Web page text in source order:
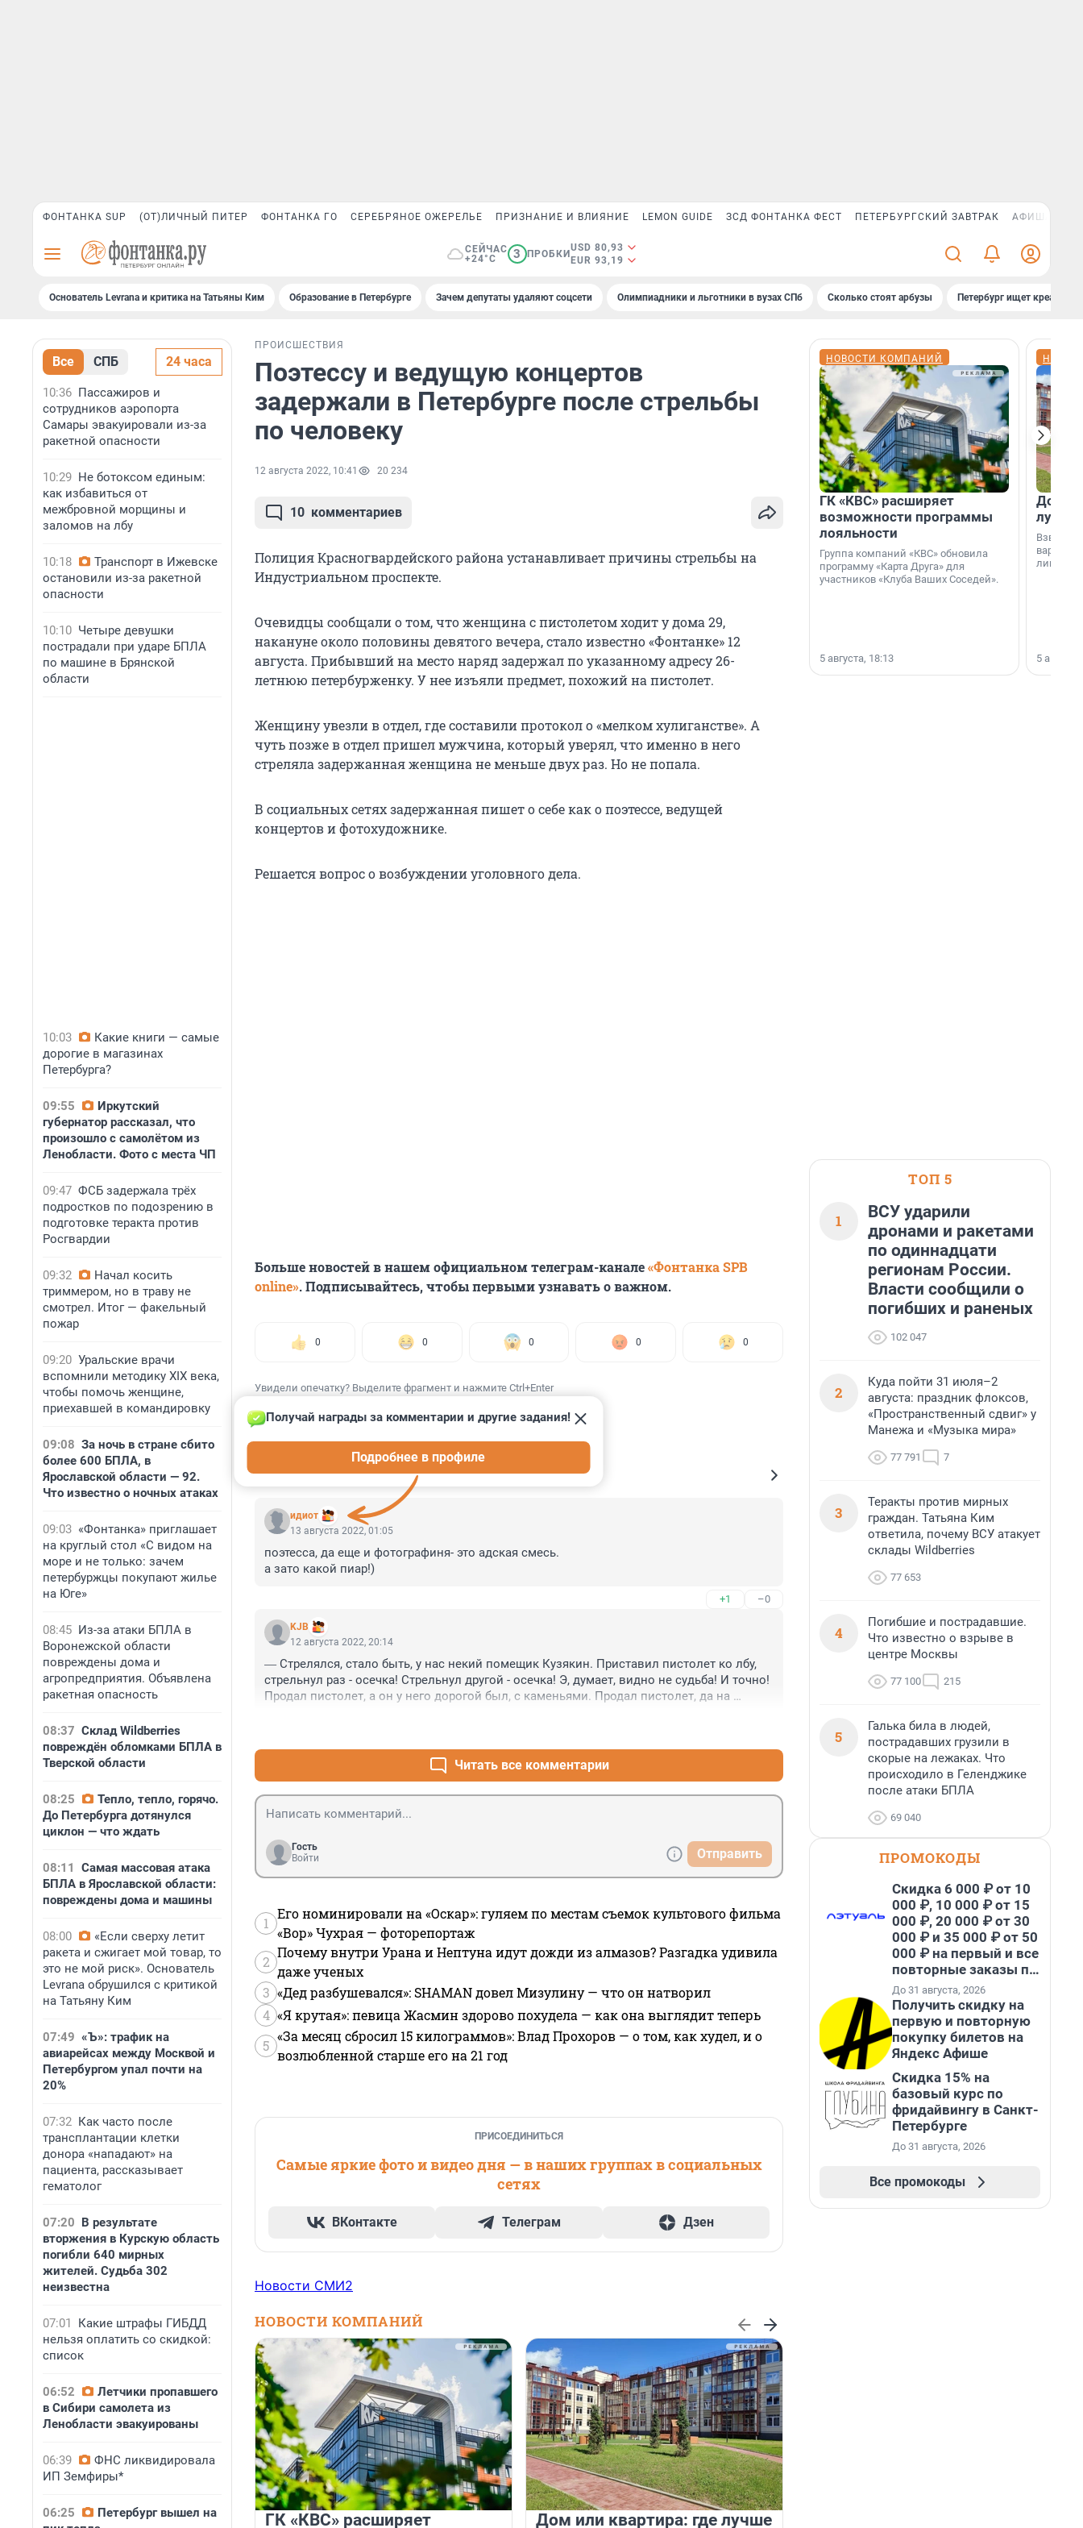
ФОНТАНКА SUP (ОТ)ЛИЧНЫЙ ПИТЕР ФОНТАНКА ГО СЕРЕБРЯНОЕ ОЖЕРЕЛЬЕ ПРИЗНАНИЕ И ВЛИЯНИЕ LEMON GUIDE ЗСД ФОНТАНКА ФЕСТ ПЕТЕРБУРГСКИЙ ЗАВТРАК АФИША PLUS
СЕЙЧАС
+24°C
3 ПРОБКИ
USD 80,93
EUR 93,19
Основатель Levrana и критика на Татьяны Ким Образование в Петербурге Зачем депутаты удаляют соцсети Олимпиадники и льготники в вузах СПб Сколько стоят арбузы Петербург ищет креатив
Все СПБ 24 часа
10:36 Пассажиров и
сотрудников аэропорта
Самары эвакуировали из-за
ракетной опасности
10:29 Не ботоксом единым:
как избавиться от
межбровной морщины и
заломов на лбу
10:18
Транспорт в Ижевске
остановили из-за ракетной
опасности
10:10 Четыре девушки
пострадали при ударе БПЛА
по машине в Брянской
области
10:03
Какие книги — самые
дорогие в магазинах
Петербурга?
09:55
Иркутский
губернатор рассказал, что
произошло с самолётом из
Ленобласти. Фото с места ЧП
09:47 ФСБ задержала трёх
подростков по подозрению в
подготовке теракта против
Росгвардии
09:32
Начал косить
триммером, но в траву не
смотрел. Итог — факельный
пожар
09:20 Уральские врачи
вспомнили методику XIX века,
чтобы помочь женщине,
приехавшей в командировку
09:08 За ночь в стране сбито
более 600 БПЛА, в
Ярославской области — 92.
Что известно о ночных атаках
09:03 «Фонтанка» приглашает
на круглый стол «С видом на
море и не только: зачем
петербуржцы покупают жилье
на Юге»
08:45 Из-за атаки БПЛА в
Воронежской области
повреждены дома и
агропредприятия. Объявлена
ракетная опасность
08:37 Склад Wildberries
повреждён обломками БПЛА в
Тверской области
08:25
Тепло, тепло, горячо.
До Петербурга дотянулся
циклон — что ждать
08:11
Самая массовая атака
БПЛА в Ярославской области:
повреждены дома и машины
08:00
«Если сверху летит
ракета и сжигает мой товар, то
это не мой риск». Основатель
Levrana обрушился с критикой
на Татьяну Ким
07:49 «Ъ»: трафик на
авиарейсах между Москвой и
Петербургом упал почти на
20%
07:32 Как часто после
трансплантации клетки
донора «нападают» на
пациента, рассказывает
гематолог
07:20 В результате
вторжения в Курскую область
погибли 640 мирных
жителей. Судьба 302
неизвестна
07:01
Какие штрафы ГИБДД
нельзя оплатить со скидкой:
список
06:52
Летчики пропавшего
в Сибири самолета из
Ленобласти эвакуированы
06:39
ФНС ликвидировала
ИП Земфиры*
06:25
Петербург вышел на
ПРОИСШЕСТВИЯ
Поэтессу и ведущую концертов
задержали в Петербурге после стрельбы
по человеку
12 августа 2022, 10:41 20 234
10 комментариев
Полиция Красногвардейского района устанавливает причины стрельбы на
Индустриальном проспекте.
Очевидцы сообщали о том, что женщина с пистолетом ходит у дома 29,
накануне около половины девятого вечера, стало известно «Фонтанке» 12
августа. Прибывший на место наряд задержал по указанному адресу 26-
летнюю петербурженку. У нее изъяли предмет, похожий на пистолет.
Женщину увезли в отдел, где составили протокол о «мелком хулиганстве». А
чуть позже в отдел пришел мужчина, который уверял, что именно в него
стреляла задержанная женщина не меньше двух раз. Но не попала.
В социальных сетях задержанная пишет о себе как о поэтессе, ведущей
концертов и фотохудожнике.
Решается вопрос о возбуждении уголовного дела.
Больше новостей в нашем официальном телеграм-канале«Фонтанка SPB
online». Подписывайтесь, чтобы первыми узнавать о важном.
0 0 0 0 0
Увидели опечатку? Выделите фрагмент и нажмите Ctrl+Enter
КОММЕНТАРИИ 10
идиот
Получай награды за комментарии и другие задания!
Подробнее в профиле
13 августа 2022, 01:05
поэтесса, да еще и фотографиня- это адская смесь.
а зато какой пиар!)
+1 –0
KJB
12 августа 2022, 20:14
― Стрелялся, стало быть, у нас некий помещик Кузякин. Приставил пистолет ко лбу,
стрельнул раз - осечка! Стрельнул другой - осечка! Э, думает, видно не судьба! И точно!
Продал пистолет, а он у него дорогой был, с каменьями. Продал пистолет, да на
Читать все комментарии
Гость
Войти
Отправить
1
Его номинировали на «Оскар»: гуляем по местам съемок культового фильма
«Вор» Чухрая — фоторепортаж
2
Почему внутри Урана и Нептуна идут дожди из алмазов? Разгадка удивила
даже ученых
3 «Дед разбушевался»: SHAMAN довел Мизулину — что он натворил
4 «Я крутая»: певица Жасмин здорово похудела — как она выглядит теперь
5
«За месяц сбросил 15 килограммов»: Влад Прохоров — о том, как худел, и о
возлюбленной старше его на 21 год
ПРИСОЕДИНИТЬСЯ
Самые яркие фото и видео дня — в наших группах в социальных
сетях
ВКонтакте Телеграм Дзен
Новости СМИ2
НОВОСТИ КОМПАНИЙ
ГК «КВС» расширяет Дом или квартира: где лучше
НОВОСТИ КОМПАНИЙ
ГК «КВС» расширяет
возможности программы
лояльности
Группа компаний «КВС» обновила
программу «Карта Друга» для
участников «Клуба Ваших Соседей».
5 августа, 18:13
Дом
лучше
лишнего
5
ТОП 5
1
ВСУ ударили
дронами и ракетами
по одиннадцати
регионам России.
Власти сообщили о
погибших и раненых
102 047
2
Куда пойти 31 июля–2
августа: праздник флоксов,
«Пространственный сдвиг» у
Манежа и «Музыка мира»
77 791 7
3
Теракты против мирных
граждан. Татьяна Ким
ответила, почему ВСУ атакует
склады Wildberries
77 653
4
Погибшие и пострадавшие.
Что известно о взрыве в
центре Москвы
77 100 215
5
Галька била в людей,
пострадавших грузили в
скорые на лежаках. Что
происходило в Геленджике
после атаки БПЛА
69 040
ПРОМОКОДЫ
Скидка 6 000 ₽ от 10
000 ₽, 10 000 ₽ от 15
000 ₽, 20 000 ₽ от 30
000 ₽ и 35 000 ₽ от 50
000 ₽ на первый и все
повторные заказы по
промокоду НАБЕРИ
До 31 августа, 2026
Получить скидку на
первую и повторную
покупку билетов на
Яндекс Афише
Скидка 15% на
базовый курс по
фридайвингу в Санкт-
Петербурге
До 31 августа, 2026
Все промокоды